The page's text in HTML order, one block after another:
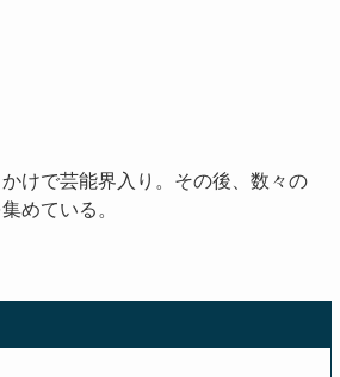
けで芸能界入り。その後、数々の
めている。